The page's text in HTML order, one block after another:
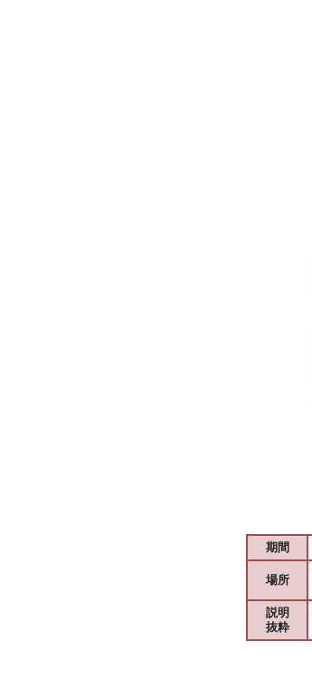
期間
場所
説明
抜粋